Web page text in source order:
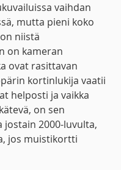
vaihdan
mutta pieni koko
niistä
on kameran
ovat rasittavan
kortinlukija vaatii
helposti ja vaikka
on sen
jostain 2000-luvulta,
jos muistikortti